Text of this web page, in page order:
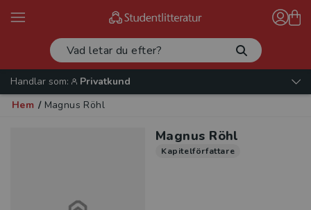
Handlar som:
Privatkund
Hem / Magnus Röhl
Magnus Röhl
Kapitelförfattare